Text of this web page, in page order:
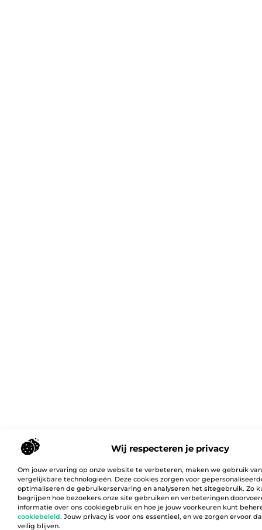
Wij respecteren je privacy
Om jouw ervaring op onze website te verbeteren, maken we gebruik
vergelijkbare technologieën. Deze cookies zorgen voor
optimaliseren de gebruikerservaring en analyseren het sitegebruik. Zo
begrijpen hoe bezoekers onze site gebruiken en verbeteringen
informatie over ons cookiegebruik en hoe je jouw voorkeuren kunt
cookiebeleid. Jouw privacy is voor ons essentieel, en we zorgen ervoor
veilig blijven.